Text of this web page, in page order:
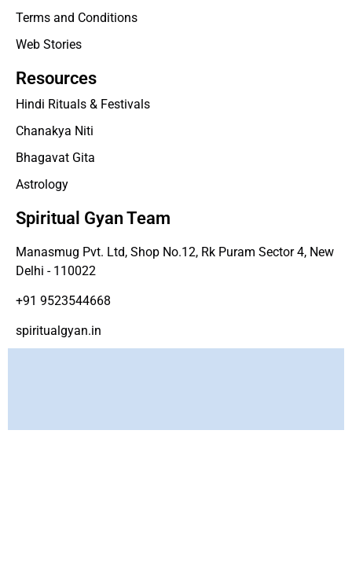
Terms and Conditions
Web Stories
Resources
Hindi Rituals & Festivals
Chanakya Niti
Bhagavat Gita
Astrology
Spiritual Gyan Team
Manasmug Pvt. Ltd, Shop No.12, Rk Puram Sector 4, New
Delhi - 110022
+91 9523544668
spiritualgyan.in